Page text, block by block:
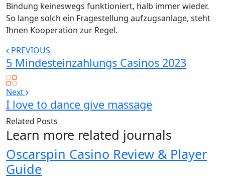
Bindung keineswegs funktioniert, halb immer wieder.
So lange solch ein Fragestellung aufzugsanlage, steht
Ihnen Kooperation zur Regel.
PREVIOUS
5 Mindesteinzahlungs Casinos 2023
Next
I love to dance give massage
Related Posts
Learn more related journals
Oscarspin Casino Review & Player
Guide